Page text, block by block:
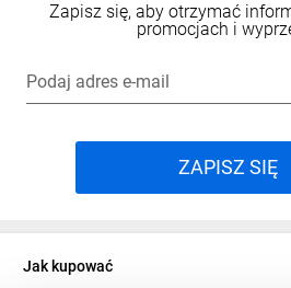
Zapisz się, aby otrzymać
promocjach i
Podaj adres e-mail
ZAPISZ SIĘ
Jak kupować